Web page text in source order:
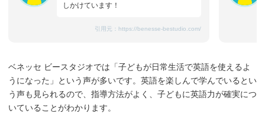
しかけています！
引用元： https://benesse-bestudio.com/
ベネッセ ビースタジオでは「子どもが日常生活で英語を使えるよ
うになった」という声が多いです。英語を楽しんで学んでいるとい
う声も見られるので、指導方法がよく、子どもに英語力が確実につ
いていることがわかります。